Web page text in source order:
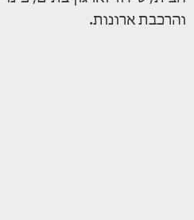
והרכבת ארונות.